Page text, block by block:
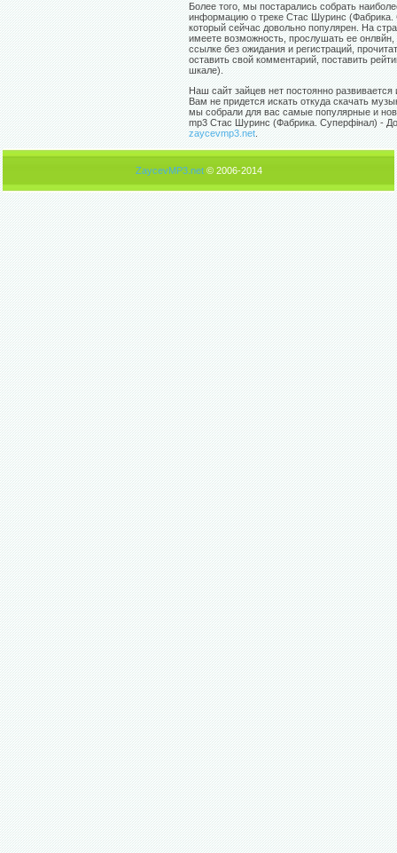
Более того, мы постарались собрать
информацию о треке Стас Шуринс (Фабрика.
который сейчас довольно популярен. На
имеете возможность, прослушать ее онлвйн,
ссылке без ожидания и регистраций,
оставить свой комментарий, поставить
шкале).
Наш сайт зайцев нет постоянно
Вам не придется искать откуда скачать
мы собрали для вас самые популярные и
mp3 Стас Шуринс (Фабрика. Суперфінал) -
zaycevmp3.net.
ZaycevMP3.net © 2006-2014